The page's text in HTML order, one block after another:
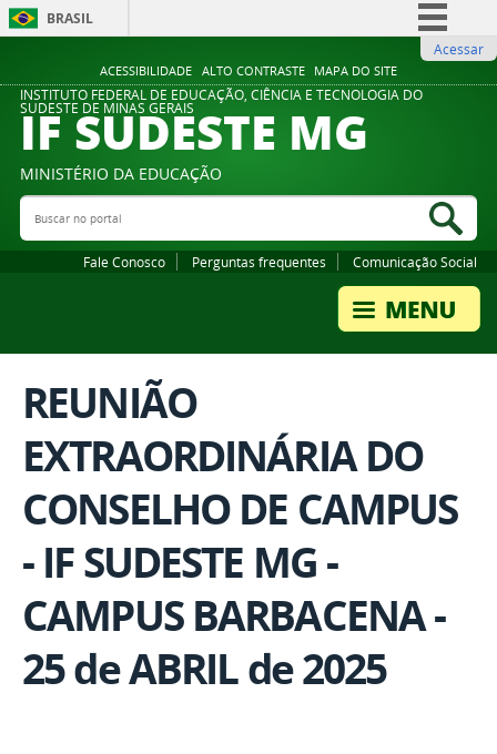
ACESSIBILIDADE ALTO CONTRASTE MAPA DO SITE
BRASIL
Comunica BR
Participe
Legislação
Acessar
INSTITUTO FEDERAL DE EDUCAÇÃO, CIÊNCIA E TECNOLOGIA DO
SUDESTE DE MINAS GERAIS
IF SUDESTE MG
MINISTÉRIO DA EDUCAÇÃO
Buscar no portal
Fale Conosco Perguntas frequentes Comunicação Social
REUNIÃO
EXTRAORDINÁRIA DO
CONSELHO DE CAMPUS
- IF SUDESTE MG -
CAMPUS BARBACENA -
25 de ABRIL de 2025